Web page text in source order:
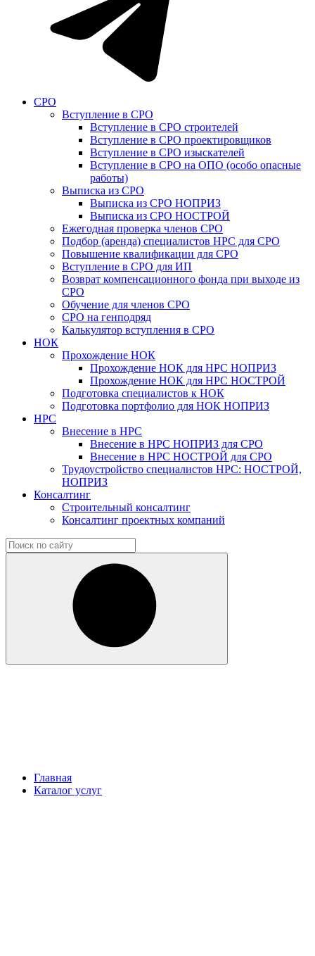
СРО
Вступление в СРО
Вступление в СРО строителей
Вступление в СРО проектировщиков
Вступление в СРО изыскателей
Вступление в СРО на ОПО (особо опасные
работы)
Выписка из СРО
Выписка из СРО НОПРИЗ
Выписка из СРО НОСТРОЙ
Ежегодная проверка членов СРО
Подбор (аренда) специалистов НРС для СРО
Повышение квалификации для СРО
Вступление в СРО для ИП
Возврат компенсационного фонда при выходе из
СРО
Обучение для членов СРО
СРО на генподряд
Калькулятор вступления в СРО
НОК
Прохождение НОК
Прохождение НОК для НРС НОПРИЗ
Прохождение НОК для НРС НОСТРОЙ
Подготовка специалистов к НОК
Подготовка портфолио для НОК НОПРИЗ
НРС
Внесение в НРС
Внесение в НРС НОПРИЗ для СРО
Внесение в НРС НОСТРОЙ для СРО
Трудоустройство специалистов НРС: НОСТРОЙ,
НОПРИЗ
Консалтинг
Строительный консалтинг
Консалтинг проектных компаний
Главная
Каталог услуг